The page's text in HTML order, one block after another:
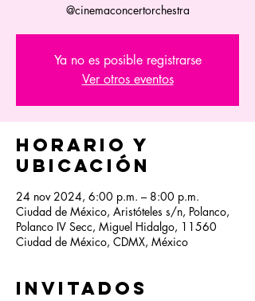
@cinemaconcertorchestra
Ya no es posible registrarse
Ver otros eventos
Horario y
ubicación
24 nov 2024, 6:00 p.m. – 8:00 p.m.
Ciudad de México, Aristóteles s/n, Polanco,
Polanco IV Secc, Miguel Hidalgo, 11560
Ciudad de México, CDMX, México
Invitados